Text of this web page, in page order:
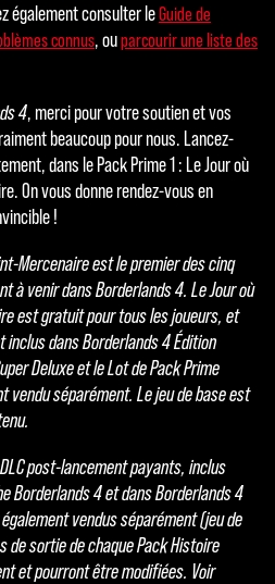
également consulter leGuide de
connus, ouparcourir une liste des
4, merci pour votre soutien et vos
beaucoup pour nous. Lancez-
dans le Pack Prime 1 : Le Jour où
On vous donne rendez-vous en
!
Mercenaire est le premier des cinq
à venir dans Borderlands 4. Le Jour où
est gratuit pour tous les joueurs, et
inclus dans Borderlands 4 Édition
Deluxe et le Lot de Pack Prime
vendu séparément. Le jeu de base est
post-lancement payants, inclus
Borderlands 4 et dans Borderlands 4
vendus séparément (jeu de
de sortie de chaque Pack Histoire
et pourront être modifiées. Voir